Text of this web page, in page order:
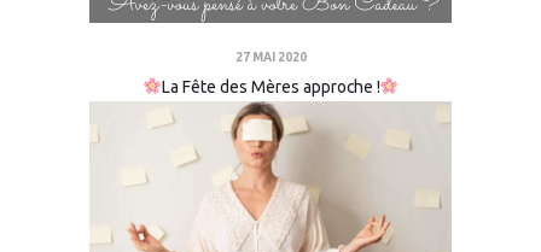
27 MAI 2020
La Fête des Mères approche !